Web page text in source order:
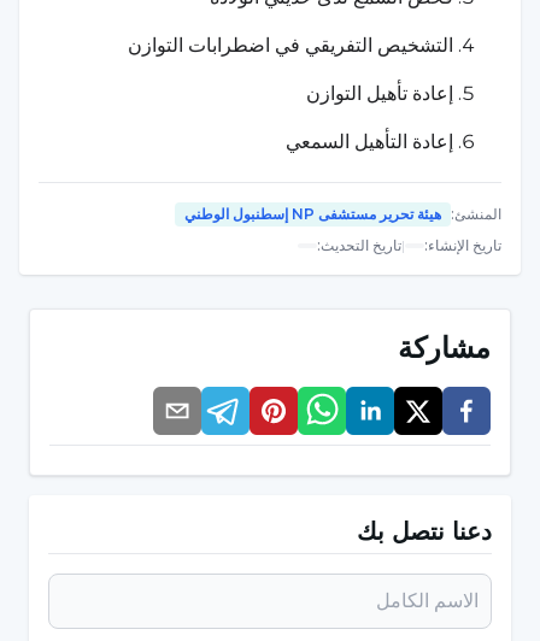
التشخيص التفريقي في اضطرابات التوازن
إعادة تأهيل التوازن
إعادة التأهيل السمعي
تطبيقات غرسة القوقعة الصناعية (الأذن الإلكترونية)
تطبيقات المعينات السمعية
تقييم الطنين وعلاجه
تشخيص اضطرابات المعالجة السمعية المركزية
وإعادة تأهيلها
المنشئ: هيئة تحرير مستشفى NP إسطنبول الوطني
تاريخ الإنشاء:
|تاريخ التحديث:
مشاركة
دعنا نتصل بك